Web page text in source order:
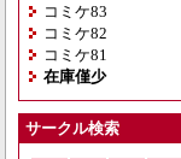
コミケ83
コミケ82
コミケ81
在庫僅少
サークル検索